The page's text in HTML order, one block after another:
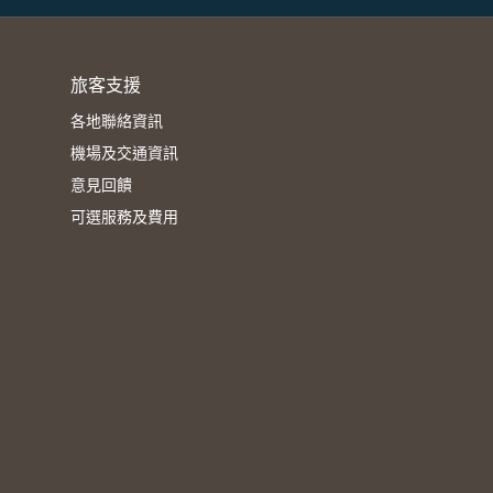
旅客支援
各地聯絡資訊
機場及交通資訊
意見回饋
可選服務及費用